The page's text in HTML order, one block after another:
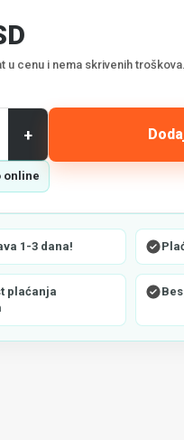
u cenu i nema skrivenih troškova.
+
online
1-3 dana!
plaćanja